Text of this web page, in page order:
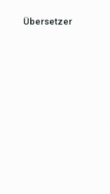
Übersetzer